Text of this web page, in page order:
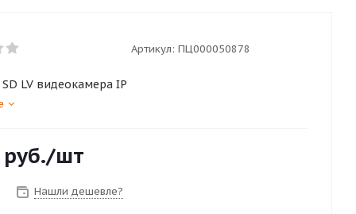
Артикул: ПЦ000050878
LV видеокамера IP
руб./шт
Нашли дешевле?